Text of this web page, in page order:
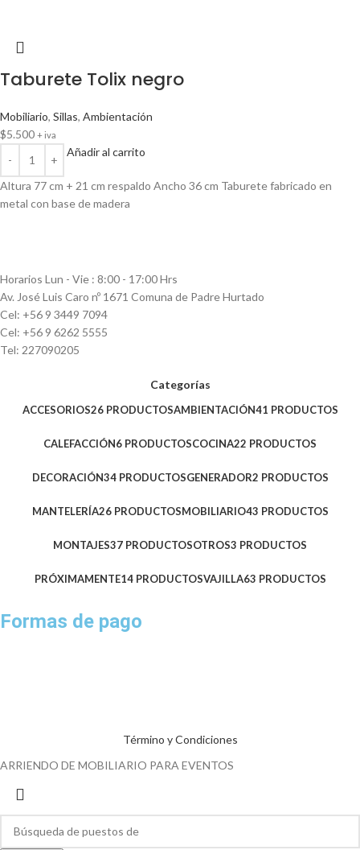
Taburete Tolix negro
Mobiliario, Sillas, Ambientación
$5.500 + iva
Añadir al carrito
Altura 77 cm + 21 cm respaldo Ancho 36 cm Taburete fabricado en
metal con base de madera
Horarios Lun - Vie : 8:00 - 17:00 Hrs
Av. José Luis Caro nº 1671 Comuna de Padre Hurtado
Cel: +56 9 3449 7094
Cel: +56 9 6262 5555
Tel: 227090205
Categorías
ACCESORIOS26 PRODUCTOSAMBIENTACIÓN41 PRODUCTOS
CALEFACCIÓN6 PRODUCTOSCOCINA22 PRODUCTOS
DECORACIÓN34 PRODUCTOSGENERADOR2 PRODUCTOS
MANTELERÍA26 PRODUCTOSMOBILIARIO43 PRODUCTOS
MONTAJES37 PRODUCTOSOTROS3 PRODUCTOS
PRÓXIMAMENTE14 PRODUCTOSVAJILLA63 PRODUCTOS
Formas de pago
Término y Condiciones
ARRIENDO DE MOBILIARIO PARA EVENTOS